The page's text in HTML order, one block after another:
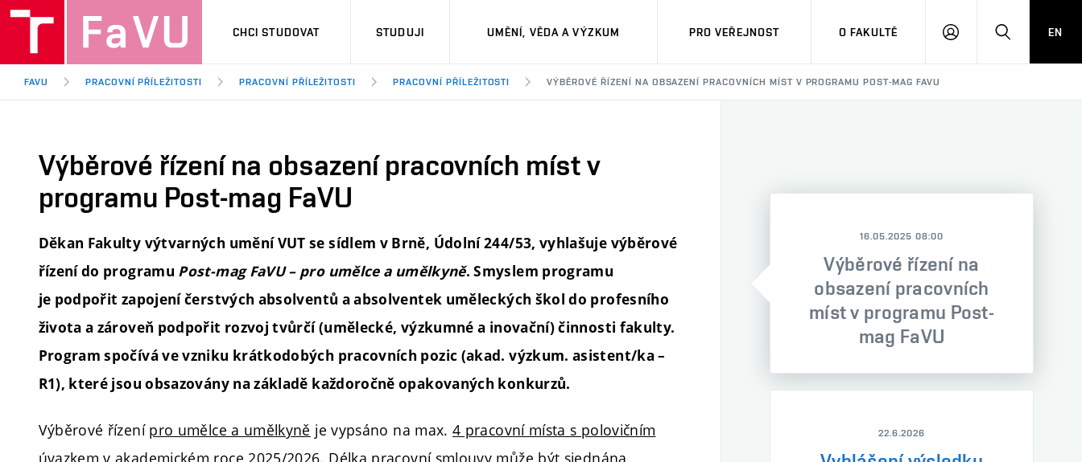
CHCI STUDOVAT STUDUJI UMĚNÍ, VĚDA A VÝZKUM PRO VEŘEJNOST O FAKULTĚ
PŘIHLÁSITHLEDAT
EN
FAVU PRACOVNÍ PŘÍLEŽITOSTI PRACOVNÍ PŘÍLEŽITOSTI PRACOVNÍ PŘÍLEŽITOSTI VÝBĚROVÉ ŘÍZENÍ NA OBSAZENÍ PRACOVNÍCH MÍST V PROGRAMU POST-MAG FAVU
Výběrové řízení na obsazení pracovních míst v
programu Post-mag FaVU
Děkan Fakulty výtvarných umění VUT se sídlem v Brně, Údolní 244/53, vyhlašuje výběrové
řízenído programu Post-mag FaVU – pro umělce a umělkyně. Smyslem programu
je podpořit zapojení čerstvých absolventů a absolventek uměleckých škol do profesního
života a zároveň podpořit rozvoj tvůrčí (umělecké, výzkumné a inovační) činnosti fakulty.
Program spočívá ve vzniku krátkodobých pracovních pozic (akad. výzkum. asistent/ka –
R1), které jsou obsazovány na základě každoročně opakovaných konkurzů.
Výběrové řízení pro umělce a umělkyně je vypsáno na max.4 pracovní místa s polovičním
úvazkem v akademickém roce 2025/2026. Délka pracovní smlouvy může být sjednána
16.05.2025 08:00
Výběrové řízení na
obsazení pracovních
míst v programu Post-
mag FaVU
22.6.2026